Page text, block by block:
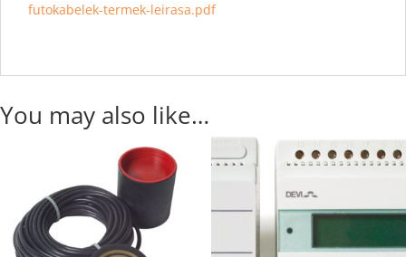
futokabelek-termek-leirasa.pdf
You may also like…